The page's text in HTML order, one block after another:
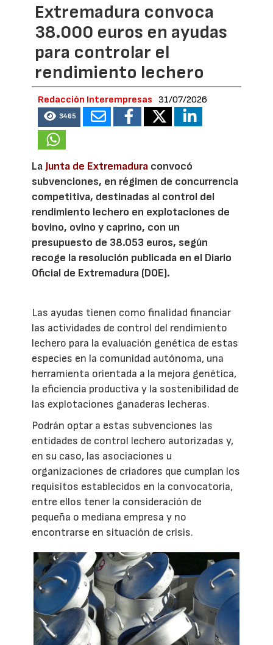
Extremadura convoca
38.000 euros en ayudas
para controlar el
rendimiento lechero
Redacción Interempresas 31/07/2026
3465
LaJunta de Extremadura convocó
subvenciones, en régimen de concurrencia
competitiva, destinadas al control del
rendimiento lechero en explotaciones de
bovino, ovino y caprino, con un
presupuesto de 38.053 euros, según
recoge la resolución publicada en el Diario
Oficial de Extremadura (DOE).
Las ayudas tienen como finalidad financiar
las actividades de control del rendimiento
lechero para la evaluación genética de estas
especies en la comunidad autónoma, una
herramienta orientada a la mejora genética,
la eficiencia productiva y la sostenibilidad de
las explotaciones ganaderas lecheras.
Podrán optar a estas subvenciones las
entidades de control lechero autorizadas y,
en su caso, las asociaciones u
organizaciones de criadores que cumplan los
requisitos establecidos en la convocatoria,
entre ellos tener la consideración de
pequeña o mediana empresa y no
encontrarse en situación de crisis.